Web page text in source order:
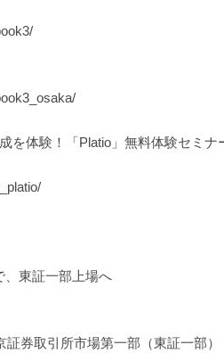
を体験！「Platio」無料体験セミナ
、東証一部上場へ
券取引所市場第一部（東証一部）